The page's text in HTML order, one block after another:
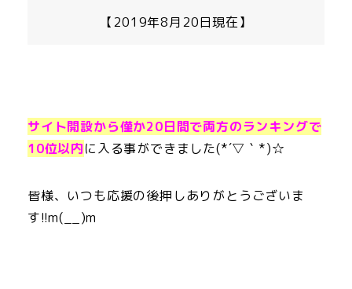
【2019年8月20日現在】
サイト開設から僅か20日間で両方のランキングで
10位以内に入る事ができました(*´▽｀*)☆
皆様、いつも応援の後押しありがとうございま
す!!m(__)m